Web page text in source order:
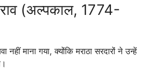
(अल्पकाल, 1774-
नहीं माना गया, क्योंकि मराठा सरदारों ने उन्हें